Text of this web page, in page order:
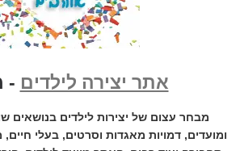
אתר יצירה לילדים -
מבחר עצום של יצירות לילדים בנושאים
ומועדים, דמויות מאגדות וסרטים, בעלי